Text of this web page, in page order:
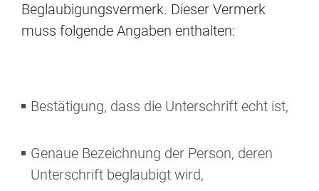
Beglaubigungsvermerk. Dieser Vermerk
muss folgende Angaben enthalten:
Bestätigung, dass die Unterschrift echt ist,
Genaue Bezeichnung der Person, deren
Unterschrift beglaubigt wird,